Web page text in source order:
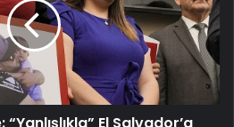
El Salvador’a